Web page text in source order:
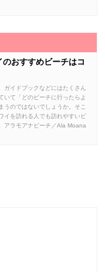
のおすすめビーチはコ
ガイドブックなどにはたくさん
いて「どのビーチに行ったらよ
うのではないでしょうか。そこ
イを訪れる人でも訪れやすいビ
アラモアナビーチ／Ala Moana